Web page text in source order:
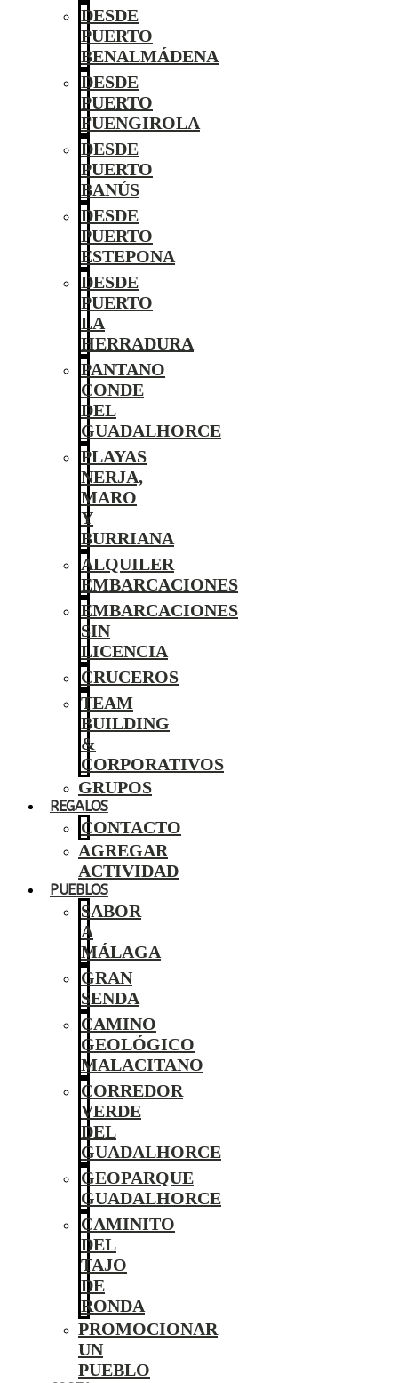
DESDE
PUERTO
BENALMÁDENA
DESDE
PUERTO
FUENGIROLA
DESDE
PUERTO
BANÚS
DESDE
PUERTO
ESTEPONA
DESDE
PUERTO
LA
HERRADURA
PANTANO
CONDE
DEL
GUADALHORCE
PLAYAS
NERJA,
MARO
Y
BURRIANA
ALQUILER
EMBARCACIONES
EMBARCACIONES
SIN
LICENCIA
CRUCEROS
TEAM
BUILDING
&
CORPORATIVOS
GRUPOS
REGALOS
CONTACTO
AGREGAR
ACTIVIDAD
PUEBLOS
SABOR
A
MÁLAGA
GRAN
SENDA
CAMINO
GEOLÓGICO
MALACITANO
CORREDOR
VERDE
DEL
GUADALHORCE
GEOPARQUE
GUADALHORCE
CAMINITO
DEL
TAJO
DE
RONDA
PROMOCIONAR
UN
PUEBLO